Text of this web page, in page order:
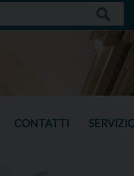
CONTATTI